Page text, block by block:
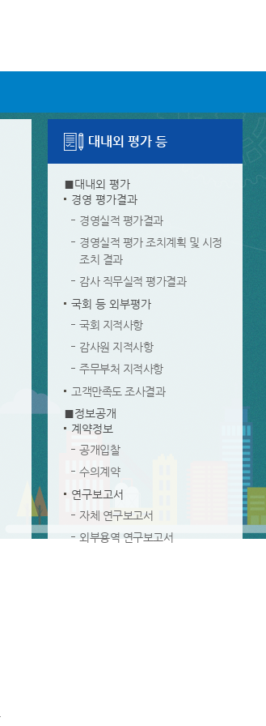
대내외 평가 등
■대내외 평가
경영 평가결과
경영실적 평가결과
경영실적 평가 조치계획 및 시정
조치 결과
감사 직무실적 평가결과
국회 등 외부평가
국회 지적사항
감사원 지적사항
주무부처 지적사항
고객만족도 조사결과
■정보공개
계약정보
공개입찰
수의계약
연구보고서
자체 연구보고서
외부용역 연구보고서